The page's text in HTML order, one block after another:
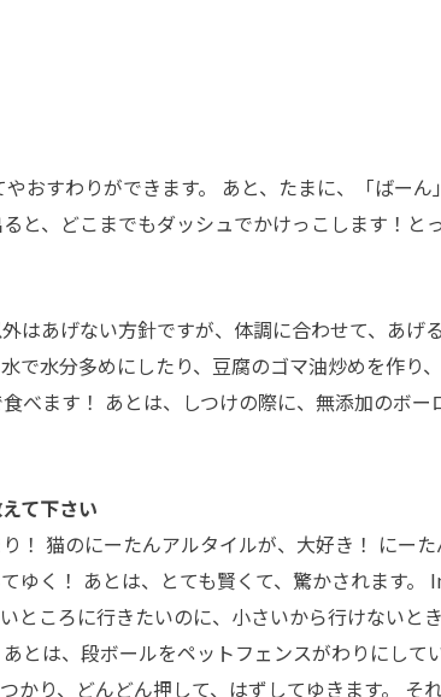
おすわりができます。 あと、たまに、「ばー
と、どこまでもダッシュでかけっこします！と
はあげない方針ですが、体調に合わせて、あげ
で水分多めにしたり、豆腐のゴマ油炒めを作り
べます！ あとは、しつけの際に、無添加のボ
て下さい
！ 猫のにーたんアルタイルが、大好き！ にー
ゆく！ あとは、とても賢くて、驚かされます。
ところに行きたいのに、小さいから行けないと
とは、段ボールをペットフェンスがわりにして
かり、どんどん押して、はずしてゆきます。 そ